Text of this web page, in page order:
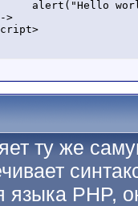
>
ту же
языка PHP,